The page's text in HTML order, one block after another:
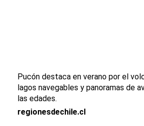
Pucón destaca en verano por el
lagos navegables y panoramas de
las edades.
regionesdechile.cl